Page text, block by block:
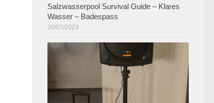
Salzwasserpool Survival Guide – Klares
Wasser – Badespass
30/07/2023